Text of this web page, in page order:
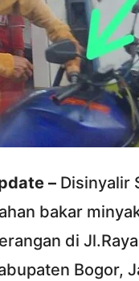
– Disinyalir
bakar
di
Bogor,